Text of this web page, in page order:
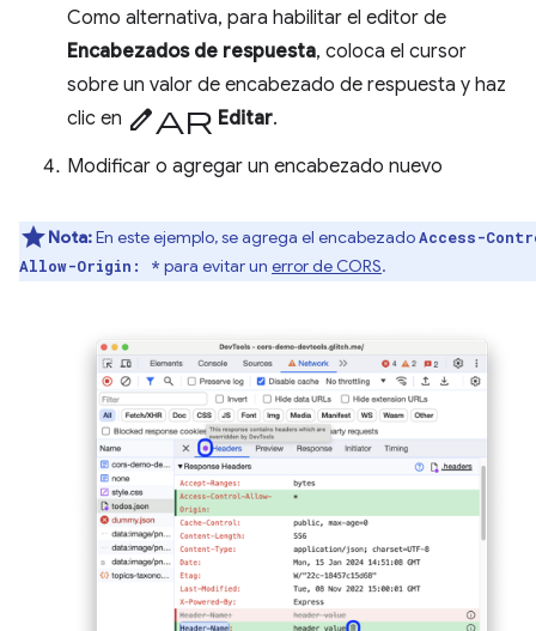
Como alternativa, para habilitar el editor de
Encabezados de respuesta, coloca el cursor
sobre un valor de encabezado de respuesta y haz
clic en editar Editar.
Modificar o agregar un encabezado nuevo
Nota:En este ejemplo, se agrega el encabezadoAccess-
Allow-Origin: * para evitar un error de CORS.